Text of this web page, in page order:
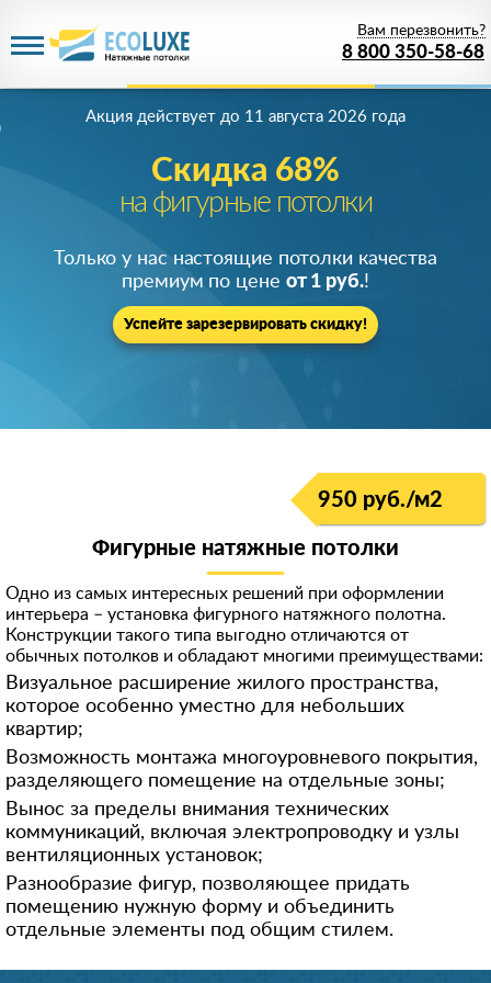
8 800 350-58-68
Вам перезвонить?
Скидка 68%
на фигурные потолки
Акция действует до 11 августа 2026 года
Только у нас настоящие потолки качества
премиум по цене от 1 руб.!
Успейте зарезервировать скидку!
950 руб./м2
Фигурные натяжные потолки
Одно из самых интересных решений при оформлении
интерьера – установка фигурного натяжного полотна.
Конструкции такого типа выгодно отличаются от
обычных потолков и обладают многими преимуществами:
Визуальное расширение жилого пространства,
которое особенно уместно для небольших
квартир;
Возможность монтажа многоуровневого покрытия,
разделяющего помещение на отдельные зоны;
Вынос за пределы внимания технических
коммуникаций, включая электропроводку и узлы
вентиляционных установок;
Разнообразие фигур, позволяющее придать
помещению нужную форму и объединить
отдельные элементы под общим стилем.